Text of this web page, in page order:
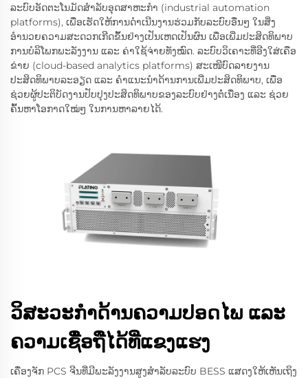
ລະບົບອັດຕະໂນມັດສຳລັບອຸດສາຫະກຳ (industrial automation
platforms), ເພື່ອເຮັດໃຫ້ການດຳເນີນງານຮ່ວມກັບລະບົບອື່ນໆ ໃນສິ່ງ
ອຳນວຍຄວາມສະດວກເກີດຂຶ້ນຢ່າງເປັນເຫດເປັນຜົນ ເພື່ອເພີ່ມປະສິດທິພາບ
ການບໍລິໂພກພະລັງງານ ແລະ ຄ່າໃຊ້ຈ່າຍທັງໝົດ. ລະບົບວິເຄາະທີ່ອີງໃສ່ເຄືອ
ຂ່າຍ (cloud-based analytics platforms) ສະເໜີບົດລາຍງານ
ປະສິດທິພາບລະອຽດ ແລະ ຄຳແນະນຳດ້ານການເພີ່ມປະສິດທິພາບ, ເພື່ອ
ຊ່ວຍຜູ້ປະຕິບັດງານປັບປຸງປະສິດທິພາບຂອງລະບົບຢ່າງຕໍ່ເນື່ອງ ແລະ ຊ່ວຍ
ຄົ້ນຫາໂອກາດໃໝ່ໆ ໃນການຫາລາຍໄດ້.
ວິສະວະກຳດ້ານຄວາມປອດໄພ ແລະ
ຄວາມເຊື່ອຖືໄດ້ທີ່ແຂງແຮງ
ເຄື່ອງຈັກ PCS ຈີນທີ່ມີພະລັງງານສູງສຳລັບລະບົບ BESS ແສດງໃຫ້ເຫັນເຖິງ